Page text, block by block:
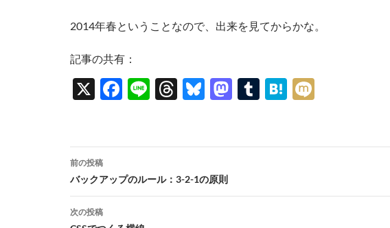
2014年春ということなので、出来を見てからかな。
記事の共有：
X
F
b
o
o
k
Li
T
a
ds
Bl
k
y
M
d
n
T
bl
H
n
投
稿
ナ
前の投稿
バックアップのルール：3-2-1の原則
次の投稿